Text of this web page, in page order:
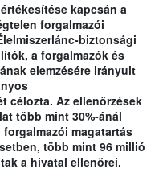
kapcsán a
forgalmazói
biztonsági
a forgalmazók és
elemzésére irányult
célozta. Az ellenőrzések
több mint 30%-ánál
magatartás
több mint 96 millió
a hivatal ellenőrei.